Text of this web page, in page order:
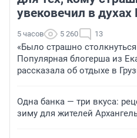
увековечил в
5 часов 5 260 13
«Было страшно
Популярная блогерша из
рассказала об отдыхе в
Одна банка — три вкуса:
зиму для жителей